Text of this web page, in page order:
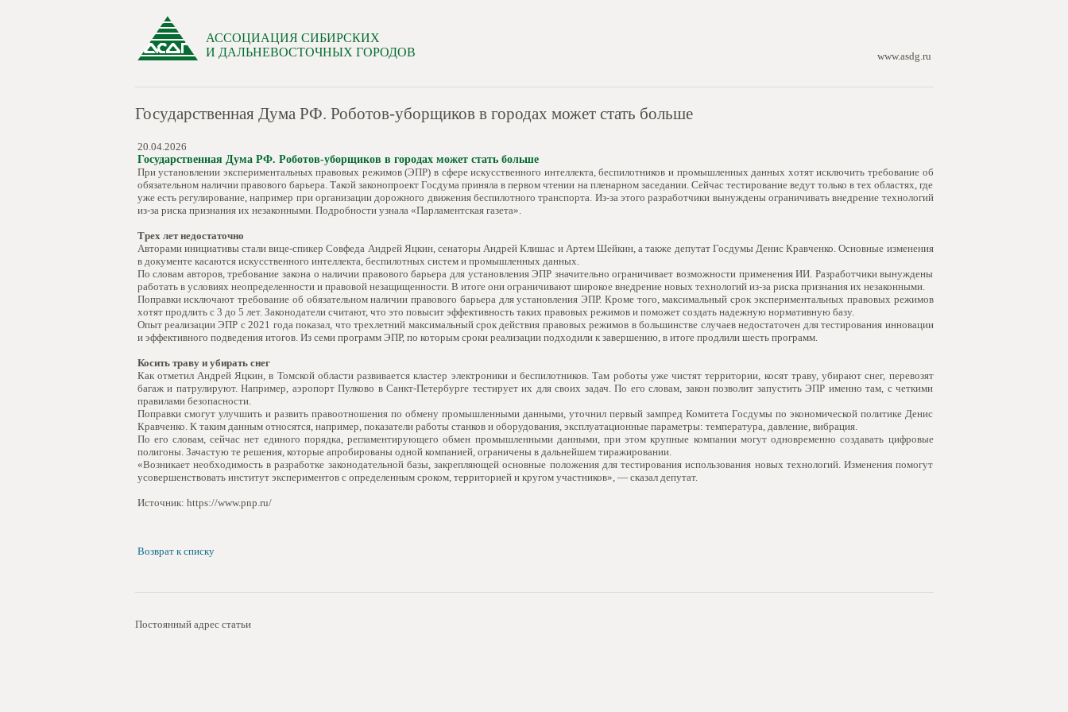
АССОЦИАЦИЯ СИБИРСКИХ
И ДАЛЬНЕВОСТОЧНЫХ ГОРОДОВ
www.asdg.ru
Государственная Дума РФ. Роботов-уборщиков в городах может стать больше
20.04.2026
Государственная Дума РФ. Роботов-уборщиков в городах может стать больше
При установлении экспериментальных правовых режимов (ЭПР) в сфере искусственного интеллекта, беспилотников и промышленных данных хотят исключить требование об
обязательном наличии правового барьера. Такой законопроект Госдума приняла в первом чтении на пленарном заседании. Сейчас тестирование ведут только в тех областях, где
уже есть регулирование, например при организации дорожного движения беспилотного транспорта. Из-за этого разработчики вынуждены ограничивать внедрение технологий
из-за риска признания их незаконными. Подробности узнала «Парламентская газета».
Трех лет недостаточно
Авторами инициативы стали вице-спикер Совфеда Андрей Яцкин, сенаторы Андрей Клишас и Артем Шейкин, а также депутат Госдумы Денис Кравченко. Основные изменения
в документе касаются искусственного интеллекта, беспилотных систем и промышленных данных.
По словам авторов, требование закона о наличии правового барьера для установления ЭПР значительно ограничивает возможности применения ИИ. Разработчики вынуждены
работать в условиях неопределенности и правовой незащищенности. В итоге они ограничивают широкое внедрение новых технологий из-за риска признания их незаконными.
Поправки исключают требование об обязательном наличии правового барьера для установления ЭПР. Кроме того, максимальный срок экспериментальных правовых режимов
хотят продлить с 3 до 5 лет. Законодатели считают, что это повысит эффективность таких правовых режимов и поможет создать надежную нормативную базу.
Опыт реализации ЭПР с 2021 года показал, что трехлетний максимальный срок действия правовых режимов в большинстве случаев недостаточен для тестирования инновации
и эффективного подведения итогов. Из семи программ ЭПР, по которым сроки реализации подходили к завершению, в итоге продлили шесть программ.
Косить траву и убирать снег
Как отметил Андрей Яцкин, в Томской области развивается кластер электроники и беспилотников. Там роботы уже чистят территории, косят траву, убирают снег, перевозят
багаж и патрулируют. Например, аэропорт Пулково в Санкт-Петербурге тестирует их для своих задач. По его словам, закон позволит запустить ЭПР именно там, с четкими
правилами безопасности.
Поправки смогут улучшить и развить правоотношения по обмену промышленными данными, уточнил первый зампред Комитета Госдумы по экономической политике Денис
Кравченко. К таким данным относятся, например, показатели работы станков и оборудования, эксплуатационные параметры: температура, давление, вибрация.
По его словам, сейчас нет единого порядка, регламентирующего обмен промышленными данными, при этом крупные компании могут одновременно создавать цифровые
полигоны. Зачастую те решения, которые апробированы одной компанией, ограничены в дальнейшем тиражировании.
«Возникает необходимость в разработке законодательной базы, закрепляющей основные положения для тестирования использования новых технологий. Изменения помогут
усовершенствовать институт экспериментов с определенным сроком, территорией и кругом участников», — сказал депутат.
Источник: https://www.pnp.ru/
Возврат к списку
Постоянный адрес статьи